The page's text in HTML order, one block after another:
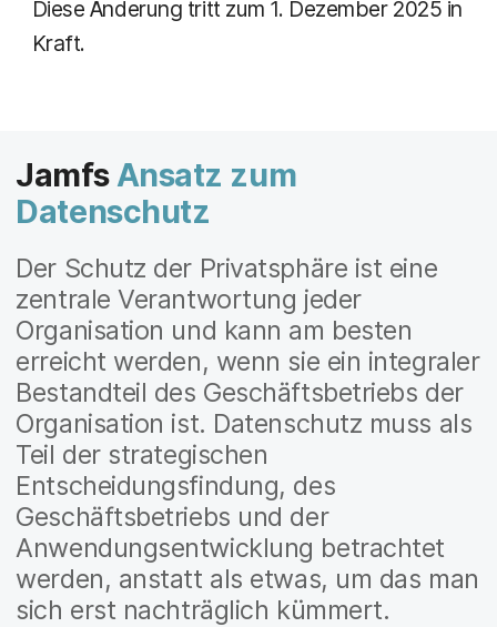
Diese Änderung tritt zum 1. Dezember 2025 in
Kraft.
Jamfs Ansatz zum
Datenschutz
Der Schutz der Privatsphäre ist eine
zentrale Verantwortung jeder
Organisation und kann am besten
erreicht werden, wenn sie ein integraler
Bestandteil des Geschäftsbetriebs der
Organisation ist. Datenschutz muss als
Teil der strategischen
Entscheidungsfindung, des
Geschäftsbetriebs und der
Anwendungsentwicklung betrachtet
werden, anstatt als etwas, um das man
sich erst nachträglich kümmert.